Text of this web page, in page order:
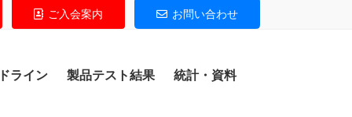
ご入会案内 お問い合わせ
ライン 製品テスト結果 統計・資料